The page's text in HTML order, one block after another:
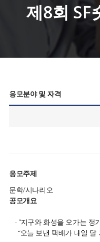
제8회 SF
응모분야 및 자격
응모주제
문학/시나리오
공모개요
- “지구와 화성을 오가는 정
“오늘 보낸 택배가 내일 달